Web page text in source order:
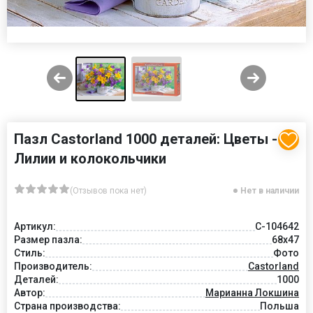
Пазл Castorland 1000 деталей: Цветы -
Лилии и колокольчики
(Отзывов пока нет) Нет в наличии
Артикул:
C-104642
Размер пазла:
68x47
Стиль:
Фото
Производитель:
Castorland
Деталей:
1000
Автор:
Марианна Локшина
Страна производства:
Польша